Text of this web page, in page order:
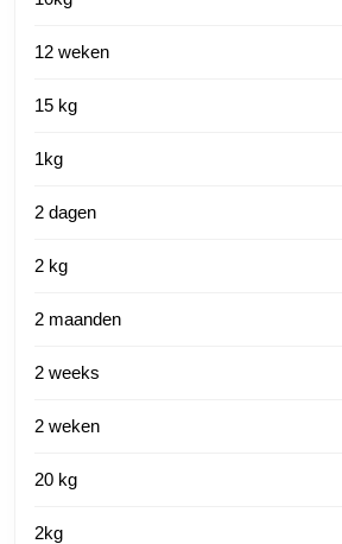
12 weken
15 kg
1kg
2 dagen
2 kg
2 maanden
2 weeks
2 weken
20 kg
2kg